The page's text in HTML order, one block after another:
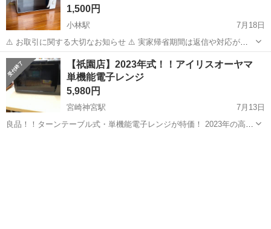
1,500円
小林駅
7月18日
⚠️ お取引に関する大切なお知らせ ⚠️ 実家帰省期間は返信や対応が遅
くなります🐢 💎次回帰省期間 8月5日 〜 8月19日 ＼ 操作が簡単！シン
プルで使いやすい電子レンジです✨ ／ 直感的に使えるダイヤル式。
温...
宮崎 小林市 小林駅 キッチン家電
【祇園店】2023年式！！アイリスオーヤマ
単機能電子レンジ
5,980円
宮崎神宮駅
7月13日
良品！！ターンテーブル式・単機能電子レンジが特価！ 2023年の高年